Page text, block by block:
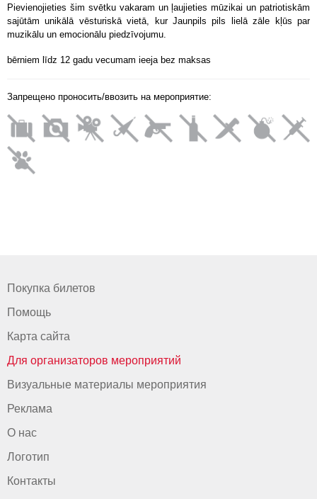
Pievienojieties šim svētku vakaram un ļaujieties mūzikai un patriotiskām
sajūtām unikālā vēsturiskā vietā, kur Jaunpils pils lielā zāle kļūs par
muzikālu un emocionālu piedzīvojumu.
bērniem līdz 12 gadu vecumam ieeja bez maksas
Запрещено проносить/ввозить на мероприятие:
Покупка билетов
Помощь
Карта сайта
Для организаторов мероприятий
Визуальные материалы мероприятия
Реклама
О нас
Логотип
Контакты